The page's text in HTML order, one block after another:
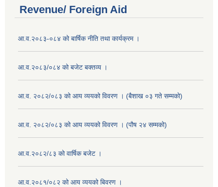
Revenue/ Foreign Aid
आ.व.२०८३-०८४ को बार्षिक नीति तथा कार्यक्रम ।
आ.व.२०८३/०८४ को बजेट बक्तव्य ।
आ.व. २०८२/०८३ को आय व्ययको विवरण । (बैशाख ०३ गते सम्मको)
आ.व. २०८२/०८३ को आय व्ययको विवरण । (पौष २४ सम्मको)
आ.व.२०८२/८३ को वार्षिक बजेट ।
आ.व.२०८१/०८२ को आय व्ययको बिवरण ।